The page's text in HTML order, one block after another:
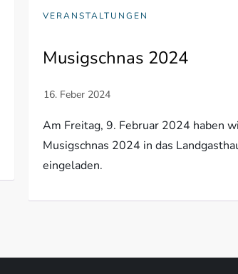
VERANSTALTUNGEN
Musigschnas 2024
Am Freitag, 9. Februar 2024 haben
Musigschnas 2024 in das
eingeladen.